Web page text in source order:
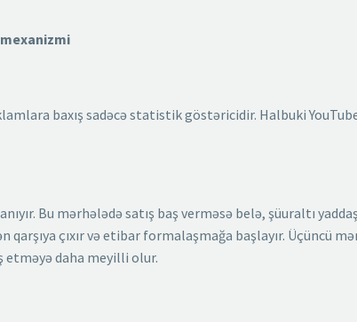
mexanizmi
baxış sadəcə statistik göstəricidir. Halbuki
Bu mərhələdə satış baş verməsə belə, şüuraltı
qarşıya çıxır və etibar formalaşmağa başlayır. Üçüncü
etməyə daha meyilli olur.